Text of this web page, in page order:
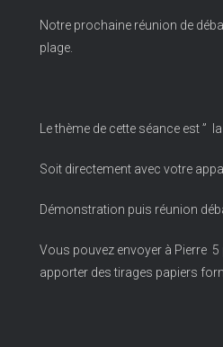
Notre prochaine réunion de
plage.
Le thème de cette séance est ”
Soit directement avec votre
Démonstration puis réunion
Vous pouvez envoyer à Pierre
apporter des tirages papiers